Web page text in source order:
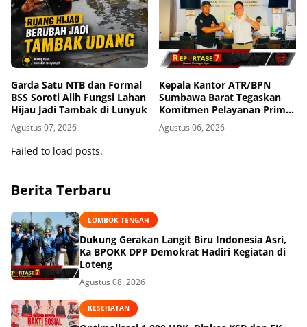
Garda Satu NTB dan Formal
BSS Soroti Alih Fungsi Lahan
Hijau Jadi Tambak di Lunyuk
Agustus 07, 2026
Kepala Kantor ATR/BPN
Sumbawa Barat Tegaskan
Komitmen Pelayanan Prima
dan Buka Pintu Pengaduan
Masyarakat
Agustus 06, 2026
Failed to load posts.
Berita Terbaru
LOMBOK TENGAH
Dukung Gerakan Langit Biru Indonesia Asri,
Ka BPOKK DPP Demokrat Hadiri Kegiatan di
Loteng
Agustus 08, 2026
KESEHATAN